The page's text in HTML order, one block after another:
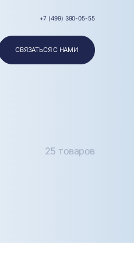
+7 (499) 390-05-55
СВЯЗАТЬСЯ С НАМИ
25 товаров